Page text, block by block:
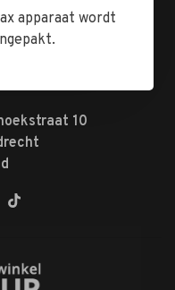
10
apparaat wordt